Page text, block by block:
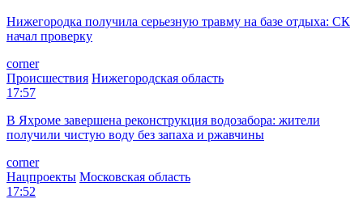
Нижегородка получила серьезную травму на базе отдыха: СК
начал проверку
corner
Происшествия Нижегородская область
17:57
В Яхроме завершена реконструкция водозабора: жители
получили чистую воду без запаха и ржавчины
corner
Нацпроекты Московская область
17:52